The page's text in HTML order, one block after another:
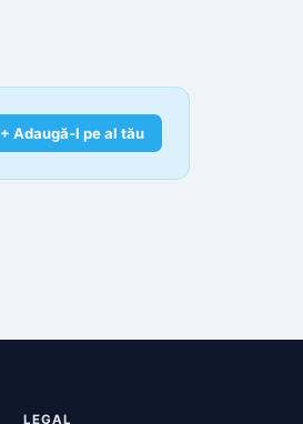
+ Adaugă-l pe al tău
LEGAL